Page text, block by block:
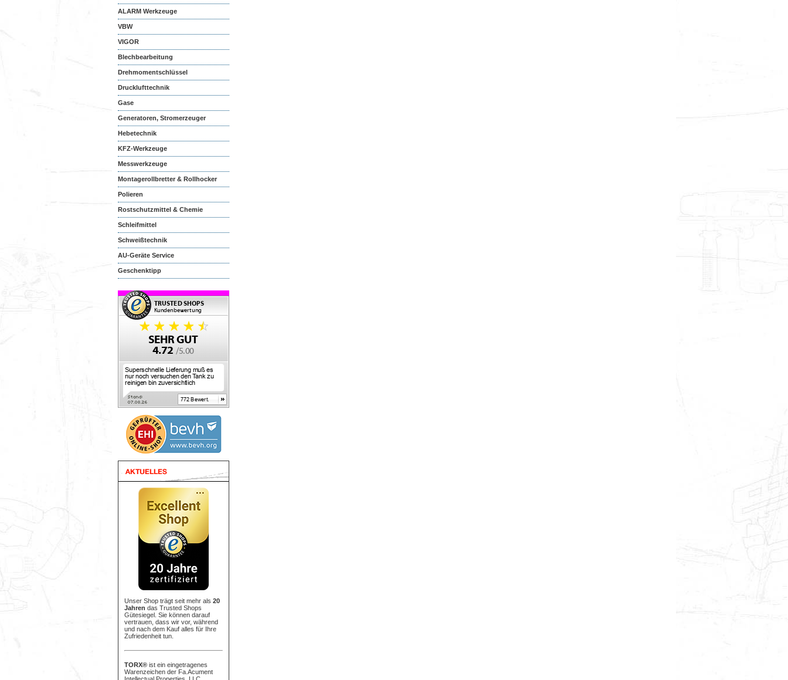
ALARM Werkzeuge
VBW
VIGOR
Blechbearbeitung
Drehmomentschlüssel
Drucklufttechnik
Gase
Generatoren, Stromerzeuger
Hebetechnik
KFZ-Werkzeuge
Messwerkzeuge
Montagerollbretter & Rollhocker
Polieren
Rostschutzmittel & Chemie
Schleifmittel
Schweißtechnik
AU-Geräte Service
Geschenktipp
Unser Shop trägt seit mehr als 20
Jahren das Trusted Shops
Gütesiegel. Sie können darauf
vertrauen, dass wir vor, während
und nach dem Kauf alles für Ihre
Zufriedenheit tun.
TORX® ist ein eingetragenes
Warenzeichen der Fa.Acument